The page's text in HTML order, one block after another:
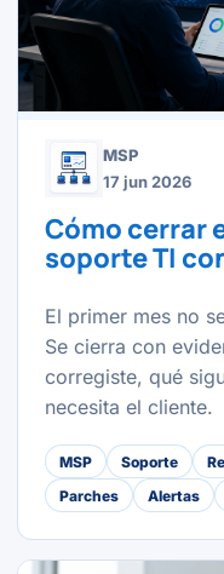
MSP
17 jun 2026
Cómo cerrar
soporte TI
El primer mes no
Se cierra con
corregiste, qué
necesita el cliente.
MSP Soporte
Parches
Alertas